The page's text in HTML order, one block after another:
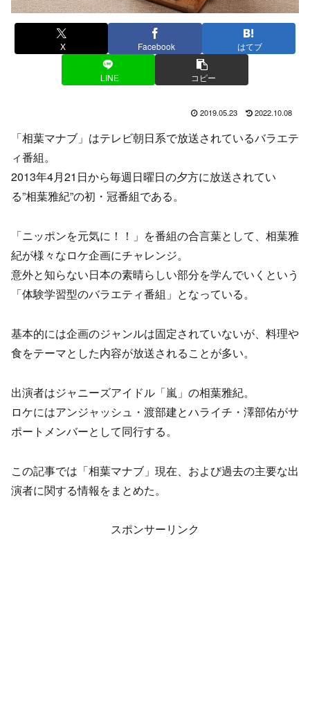
X Facebook はてブ
LINE コピー
2019.05.23 2022.10.08
「相葉マナブ」はテレビ朝日系で放送されているバラエテ
ィ番組。
2013年4月21日から毎週日曜日の夕方に放送されてい
る”相葉雅紀”の初・冠番組である。
「ニッポンを元気に！！」を番組の合言葉として、相葉雅
紀が様々なロケ企画にチャレンジ。
意外と知らない日本の素晴らしい部分を学んでいくという
「体験学習型のバラエティ番組」となっている。
基本的には企画のジャンルは固定されていないが、料理や
食をテーマとした内容が放送されることが多い。
出演者はジャニーズアイドル「嵐」の相葉雅紀。
ロケにはアンジャッシュ・渡部建とハライチ・澤部佑がサ
ポートメンバーとして同行する。
この記事では「相葉マナブ」現在、および過去の主要な出
演者に関する情報をまとめた。
スポンサーリンク